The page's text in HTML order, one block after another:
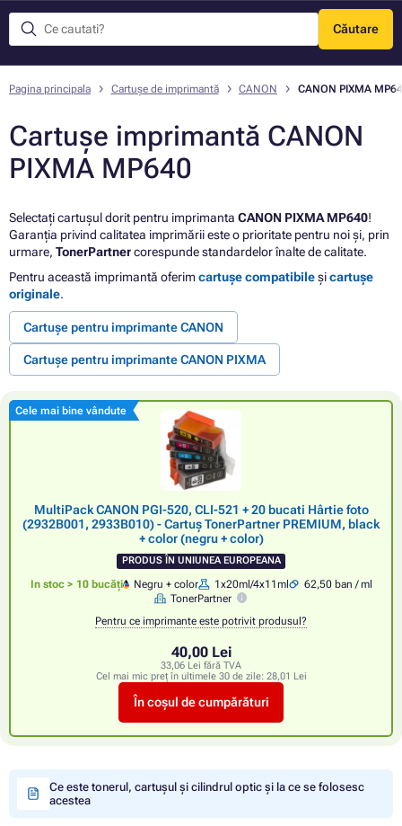
Căutare
Meniu
Pagina principala Cartușe de imprimantă CANON CANON PIXMA
Cartușe imprimantă CANON
PIXMA MP640
Selectați cartușul dorit pentru imprimanta CANON PIXMA MP640!
Garanția privind calitatea imprimării este o prioritate pentru noi și, prin
urmare, TonerPartnercorespunde standardelor înalte de calitate.
Pentru această imprimantă oferimcartușe compatibileșicartușe
originale.
Cartușe pentru imprimante CANON
Cartușe pentru imprimante CANON PIXMA
Cele mai bine vândute
MultiPack CANON PGI-520, CLI-521 + 20 bucati Hârtie foto
(2932B001, 2933B010) - Cartuș TonerPartner PREMIUM, black
+ color (negru + color)
PRODUS ÎN UNIUNEA EUROPEANA
In stoc > 10 bucăți Negru + color 1x20ml/4x11ml
62,50 ban / ml
TonerPartner
Pentru ce imprimante este potrivit produsul?
40,00 Lei
33,06 Lei fără TVA
Cel mai mic preț în ultimele 30 de zile: 28,01 Lei
În coșul de cumpărături
Ce este tonerul, cartușul și cilindrul optic și la ce se folosesc
acestea